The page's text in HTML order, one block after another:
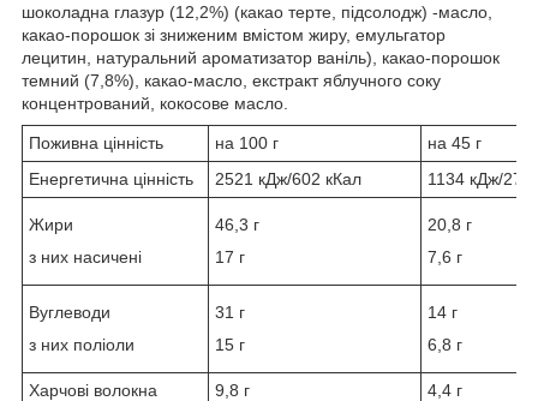
шоколадна глазур (12,2%) (какао терте, підсолодж) -масло,
какао-порошок зі зниженим вмістом жиру, емульгатор
лецитин, натуральний ароматизатор ваніль), какао-порошок
темний (7,8%), какао-масло, екстракт яблучного соку
концентрований, кокосове масло.
Поживна цінність на 100 г
на 45 г
Енергетична цінність
2521 кДж/602 кКал 1134 кДж/271
Жири
з них насичені
46,3 г
17 г
20,8 г
7,6 г
Вуглеводи
з них поліоли
31 г
15 г
14 г
6,8 г
Харчові волокна 9,8 г
4,4 г